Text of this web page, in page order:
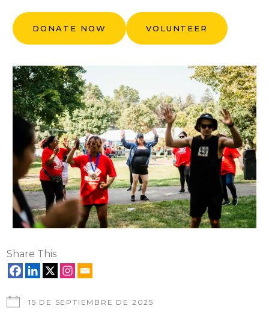
DONATE NOW VOLUNTEER
Share This
15 DE SEPTIEMBRE DE 2025